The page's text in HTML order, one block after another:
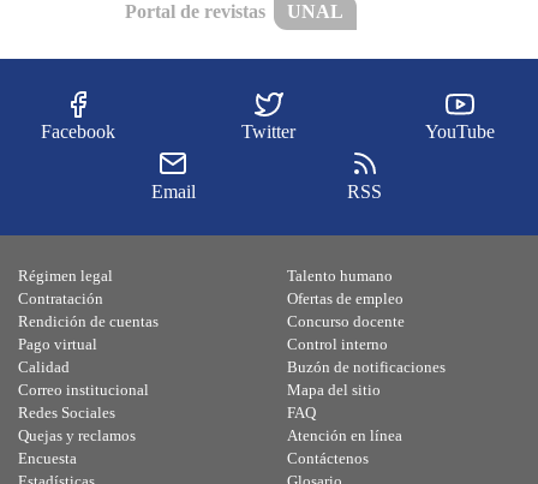
Portal de revistas UNAL
Facebook Twitter YouTube
Email RSS
Régimen legal
Contratación
Rendición de cuentas
Pago virtual
Calidad
Talento humano
Ofertas de empleo
Concurso docente
Control interno
Buzón de notificaciones
Correo institucional
Redes Sociales
Quejas y reclamos
Encuesta
Mapa del sitio
FAQ
Atención en línea
Contáctenos